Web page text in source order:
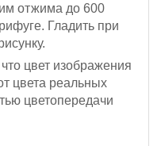
отжима до 600
Гладить при
цвет изображения
цвета реальных
цветопередачи